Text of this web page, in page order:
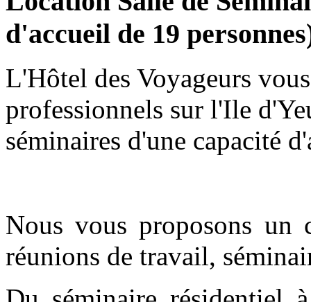
d'accueil de 19
L'Hôtel des Voyageurs
professionnels sur l'Ile
séminaires d'une capacité
Nous vous proposons un
réunions de travail,